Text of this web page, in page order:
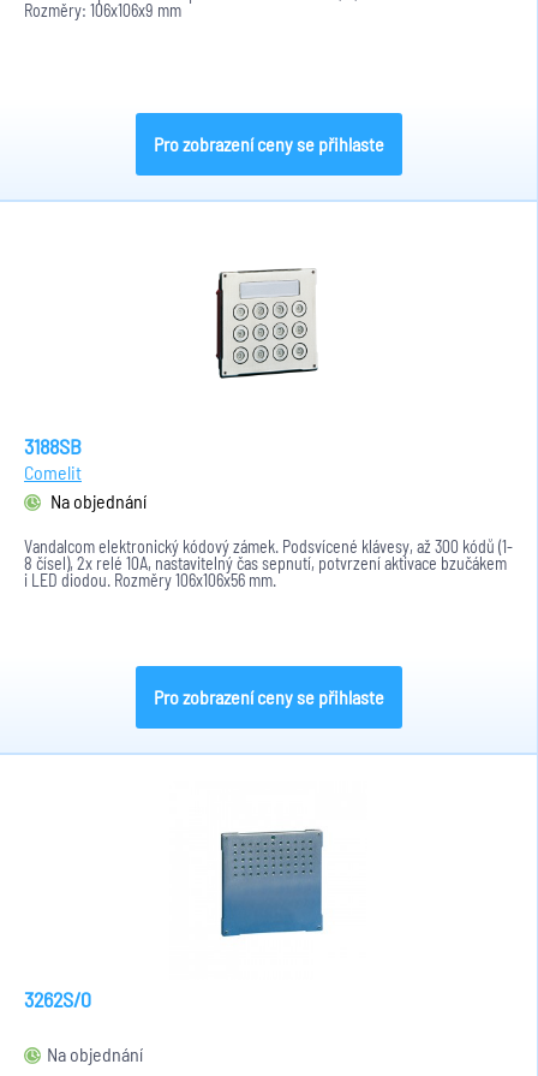
Rozměry: 106x106x9 mm
Pro zobrazení ceny se přihlaste
3188SB
Comelit
Na objednání
Vandalcom elektronický kódový zámek. Podsvícené klávesy, až 300 kódů (1-
8 čísel), 2x relé 10A, nastavitelný čas sepnutí, potvrzení aktivace bzučákem
i LED diodou. Rozměry 106x106x56 mm.
Pro zobrazení ceny se přihlaste
3262S/0
Na objednání